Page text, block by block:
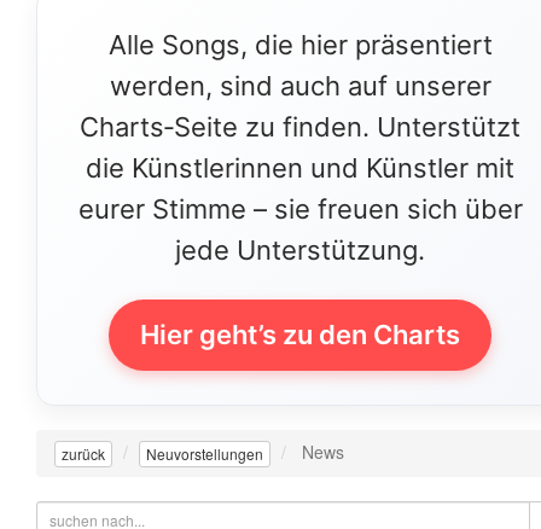
Alle Songs, die hier präsentiert
werden, sind auch auf unserer
Charts‑Seite zu finden. Unterstützt
die Künstlerinnen und Künstler mit
eurer Stimme – sie freuen sich über
jede Unterstützung.
Hier geht’s zu den Charts
zurück Neuvorstellungen News